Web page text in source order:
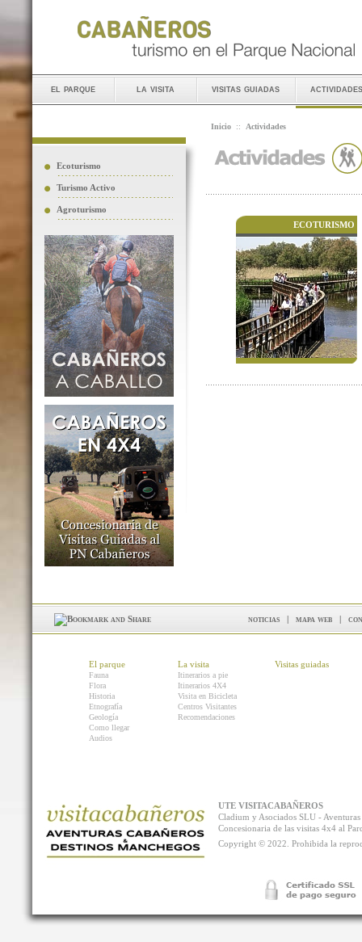
el parque la visita visitas guiadas actividades
Ecoturismo
Turismo Activo
Agroturismo
Inicio :: Actividades
ECOTURISMO
noticias | mapa web |
El parque
Fauna
Flora
Historia
Etnografía
Geología
Como llegar
Audios
La visita
Itinerarios a pie
Itinerarios 4X4
Visita en Bicicleta
Centros Visitantes
Recomendaciones
Visitas guiadas
UTE VISITACABAÑEROS
Cladium y Asociados SLU -
Concesionaria de las visitas 4x4 al
Copyright © 2022. Prohibida la